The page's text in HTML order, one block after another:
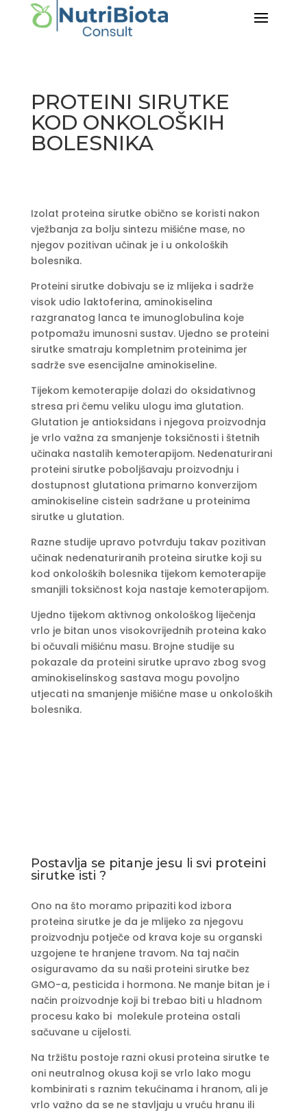
PROTEINI SIRUTKE
KOD ONKOLOŠKIH
BOLESNIKA
Izolat proteina sirutke obično se koristi nakon
vježbanja za bolju sintezu mišićne mase, no
njegov pozitivan učinak je i u onkoloških
bolesnika.
Proteini sirutke dobivaju se iz mlijeka i sadrže
visok udio laktoferina, aminokiselina
razgranatog lanca te imunoglobulina koje
potpomažu imunosni sustav. Ujedno se proteini
sirutke smatraju kompletnim proteinima jer
sadrže sve esencijalne aminokiseline.
Tijekom kemoterapije dolazi do oksidativnog
stresa pri čemu veliku ulogu ima glutation.
Glutation je antioksidans i njegova proizvodnja
je vrlo važna za smanjenje toksičnosti i štetnih
učinaka nastalih kemoterapijom. Nedenaturirani
proteini sirutke poboljšavaju proizvodnju i
dostupnost glutationa primarno konverzijom
aminokiseline cistein sadržane u proteinima
sirutke u glutation.
Razne studije upravo potvrđuju takav pozitivan
učinak nedenaturiranih proteina sirutke koji su
kod onkoloških bolesnika tijekom kemoterapije
smanjili toksičnost koja nastaje kemoterapijom.
Ujedno tijekom aktivnog onkološkog liječenja
vrlo je bitan unos visokovrijednih proteina kako
bi očuvali mišićnu masu. Brojne studije su
pokazale da proteini sirutke upravo zbog svog
aminokiselinskog sastava mogu povoljno
utjecati na smanjenje mišićne mase u onkoloških
bolesnika.
Postavlja se pitanje jesu li svi proteini
sirutke isti ?
Ono na što moramo pripaziti kod izbora
proteina sirutke je da je mlijeko za njegovu
proizvodnju potječe od krava koje su organski
uzgojene te hranjene travom. Na taj način
osiguravamo da su naši proteini sirutke bez
GMO-a, pesticida i hormona. Ne manje bitan je i
način proizvodnje koji bi trebao biti u hladnom
procesu kako bi molekule proteina ostali
sačuvane u cijelosti.
Na tržištu postoje razni okusi proteina sirutke te
oni neutralnog okusa koji se vrlo lako mogu
kombinirati s raznim tekućinama i hranom, ali je
vrlo važno da se ne stavljaju u vruću hranu ili